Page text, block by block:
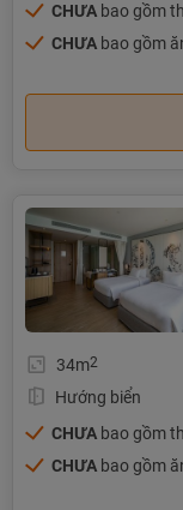
CHƯA bao gồm
CHƯA bao gồm
34m2
Hướng biển
CHƯA bao gồm
CHƯA bao gồm